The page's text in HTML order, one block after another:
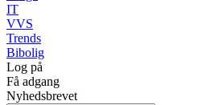
IT
VVS
Trends
Bibolig
Log på
Få adgang
Nyhedsbrevet